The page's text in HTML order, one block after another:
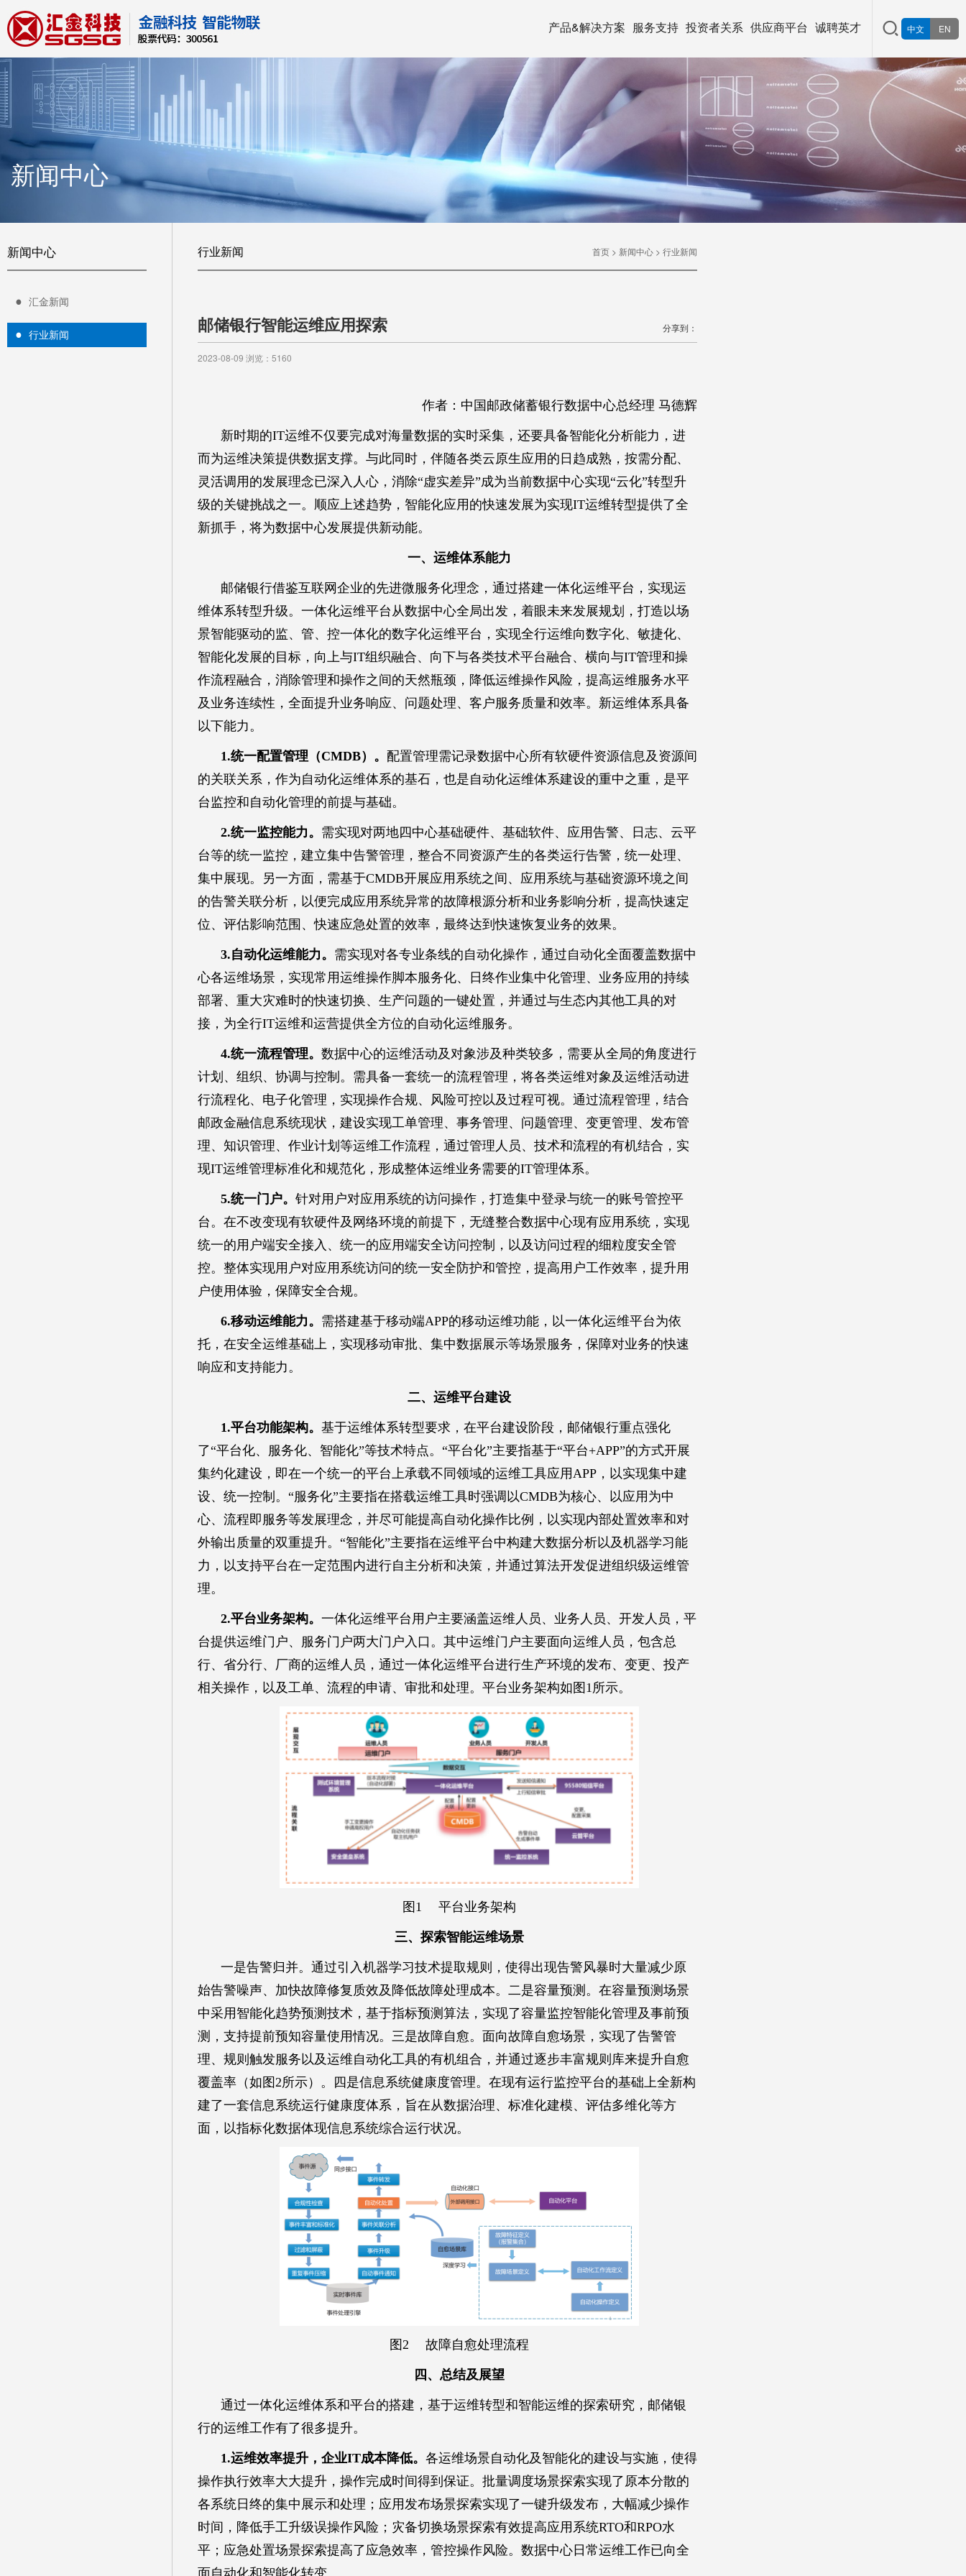
中文 EN
产品&解决方案 服务支持 投资者关系 供应商平台 诚聘英才
新闻中心
新闻中心
汇金新闻
行业新闻
行业新闻 首页 > 新闻中心 > 行业新闻
邮储银行智能运维应用探索 分享到：
2023-08-09 浏览：5160
作者：中国邮政储蓄银行数据中心总经理 马德辉
新时期的IT运维不仅要完成对海量数据的实时采集，还要具备智能化分析能力，进
而为运维决策提供数据支撑。与此同时，伴随各类云原生应用的日趋成熟，按需分配、
灵活调用的发展理念已深入人心，消除“虚实差异”成为当前数据中心实现“云化”转型升
级的关键挑战之一。顺应上述趋势，智能化应用的快速发展为实现IT运维转型提供了全
新抓手，将为数据中心发展提供新动能。
一、运维体系能力
邮储银行借鉴互联网企业的先进微服务化理念，通过搭建一体化运维平台，实现运
维体系转型升级。一体化运维平台从数据中心全局出发，着眼未来发展规划，打造以场
景智能驱动的监、管、控一体化的数字化运维平台，实现全行运维向数字化、敏捷化、
智能化发展的目标，向上与IT组织融合、向下与各类技术平台融合、横向与IT管理和操
作流程融合，消除管理和操作之间的天然瓶颈，降低运维操作风险，提高运维服务水平
及业务连续性，全面提升业务响应、问题处理、客户服务质量和效率。新运维体系具备
以下能力。
1.统一配置管理（CMDB）。 配置管理需记录数据中心所有软硬件资源信息及资源间
的关联关系，作为自动化运维体系的基石，也是自动化运维体系建设的重中之重，是平
台监控和自动化管理的前提与基础。
2.统一监控能力。 需实现对两地四中心基础硬件、基础软件、应用告警、日志、云平
台等的统一监控，建立集中告警管理，整合不同资源产生的各类运行告警，统一处理、
集中展现。另一方面，需基于CMDB开展应用系统之间、应用系统与基础资源环境之间
的告警关联分析，以便完成应用系统异常的故障根源分析和业务影响分析，提高快速定
位、评估影响范围、快速应急处置的效率，最终达到快速恢复业务的效果。
3.自动化运维能力。 需实现对各专业条线的自动化操作，通过自动化全面覆盖数据中
心各运维场景，实现常用运维操作脚本服务化、日终作业集中化管理、业务应用的持续
部署、重大灾难时的快速切换、生产问题的一键处置，并通过与生态内其他工具的对
接，为全行IT运维和运营提供全方位的自动化运维服务。
4.统一流程管理。 数据中心的运维活动及对象涉及种类较多，需要从全局的角度进行
计划、组织、协调与控制。需具备一套统一的流程管理，将各类运维对象及运维活动进
行流程化、电子化管理，实现操作合规、风险可控以及过程可视。通过流程管理，结合
邮政金融信息系统现状，建设实现工单管理、事务管理、问题管理、变更管理、发布管
理、知识管理、作业计划等运维工作流程，通过管理人员、技术和流程的有机结合，实
现IT运维管理标准化和规范化，形成整体运维业务需要的IT管理体系。
5.统一门户。 针对用户对应用系统的访问操作，打造集中登录与统一的账号管控平
台。在不改变现有软硬件及网络环境的前提下，无缝整合数据中心现有应用系统，实现
统一的用户端安全接入、统一的应用端安全访问控制，以及访问过程的细粒度安全管
控。整体实现用户对应用系统访问的统一安全防护和管控，提高用户工作效率，提升用
户使用体验，保障安全合规。
6.移动运维能力。 需搭建基于移动端APP的移动运维功能，以一体化运维平台为依
托，在安全运维基础上，实现移动审批、集中数据展示等场景服务，保障对业务的快速
响应和支持能力。
二、运维平台建设
1.平台功能架构。 基于运维体系转型要求，在平台建设阶段，邮储银行重点强化
了“平台化、服务化、智能化”等技术特点。“平台化”主要指基于“平台+APP”的方式开展
集约化建设，即在一个统一的平台上承载不同领域的运维工具应用APP，以实现集中建
设、统一控制。“服务化”主要指在搭载运维工具时强调以CMDB为核心、以应用为中
心、流程即服务等发展理念，并尽可能提高自动化操作比例，以实现内部处置效率和对
外输出质量的双重提升。“智能化”主要指在运维平台中构建大数据分析以及机器学习能
力，以支持平台在一定范围内进行自主分析和决策，并通过算法开发促进组织级运维管
理。
2.平台业务架构。 一体化运维平台用户主要涵盖运维人员、业务人员、开发人员，平
台提供运维门户、服务门户两大门户入口。其中运维门户主要面向运维人员，包含总
行、省分行、厂商的运维人员，通过一体化运维平台进行生产环境的发布、变更、投产
相关操作，以及工单、流程的申请、审批和处理。平台业务架构如图1所示。
图1 平台业务架构
三、探索智能运维场景
一是告警归并。通过引入机器学习技术提取规则，使得出现告警风暴时大量减少原
始告警噪声、加快故障修复质效及降低故障处理成本。二是容量预测。在容量预测场景
中采用智能化趋势预测技术，基于指标预测算法，实现了容量监控智能化管理及事前预
测，支持提前预知容量使用情况。三是故障自愈。面向故障自愈场景，实现了告警管
理、规则触发服务以及运维自动化工具的有机组合，并通过逐步丰富规则库来提升自愈
覆盖率（如图2所示）。四是信息系统健康度管理。在现有运行监控平台的基础上全新构
建了一套信息系统运行健康度体系，旨在从数据治理、标准化建模、评估多维化等方
面，以指标化数据体现信息系统综合运行状况。
图2 故障自愈处理流程
四、总结及展望
通过一体化运维体系和平台的搭建，基于运维转型和智能运维的探索研究，邮储银
行的运维工作有了很多提升。
1.运维效率提升，企业IT成本降低。 各运维场景自动化及智能化的建设与实施，使得
操作执行效率大大提升，操作完成时间得到保证。批量调度场景探索实现了原本分散的
各系统日终的集中展示和处理；应用发布场景探索实现了一键升级发布，大幅减少操作
时间，降低手工升级误操作风险；灾备切换场景探索有效提高应用系统RTO和RPO水
平；应急处置场景探索提高了应急效率，管控操作风险。数据中心日常运维工作已向全
面自动化和智能化转变。